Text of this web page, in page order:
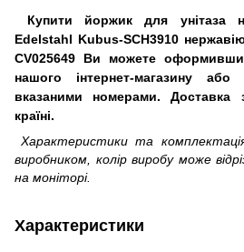
Купити йоржик для унітаза
Edelstahl Kubus-SCH3910
CV025649 Ви можете оформивши
нашого інтернет-магазину
вказаними номерами. Доставка
країні.
Характеристики та
виробником, колір виробу може
на моніторі.
Характеристики